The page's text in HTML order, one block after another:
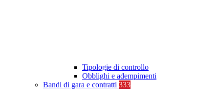
Tipologie di controllo
Obblighi e adempimenti
Bandi di gara e contratti 333